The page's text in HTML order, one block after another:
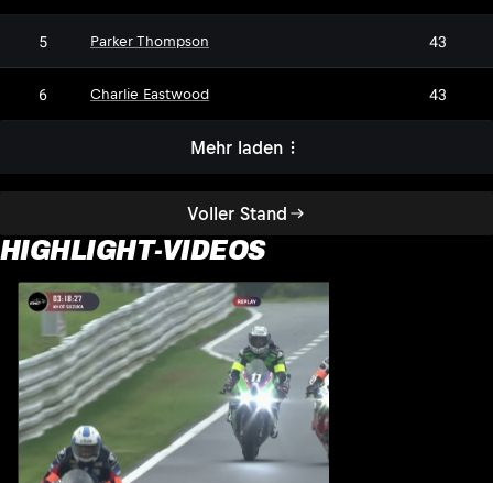
Voller Stand
5 Parker Thompson 43
6 Charlie Eastwood 43
Mehr laden
HIGHLIGHT-VIDEOS